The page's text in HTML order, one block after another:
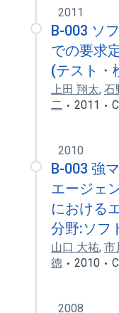
2011
B-003 ソ
での要求
(テスト・
上田 翔太, 石
二
2011
2010
B-003 強
エージェ
における
分野:ソフ
山口 大祐, 市
徳
2010
2008